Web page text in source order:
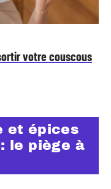
votre couscous
et épices
le piège à